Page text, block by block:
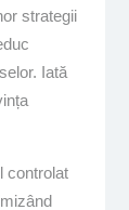
strategii
Iată
controlat